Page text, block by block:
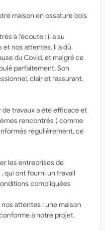
maison en ossature bois
à l’écoute : il a su
nos attentes. Il a dû
du Covid, et malgré ce
parfaitement. Son
clair et rassurant.
travaux a été efficace et
rencontrés ( comme
régulièrement, ce
les entreprises de
qui ont fourni un travail
compliquées
attentes : une maison
à notre projet.